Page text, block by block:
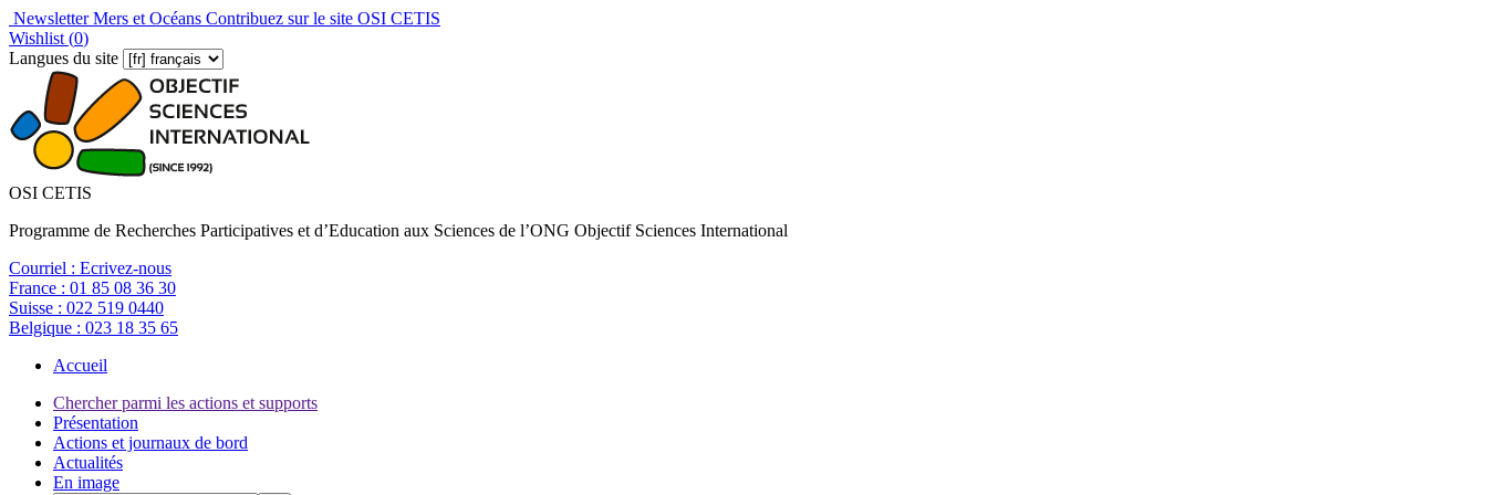
Newsletter Mers et Océans Contribuez sur le site OSI CETIS
Wishlist (0)
Langues du site
OSI CETIS
Programme de Recherches Participatives et d’Education aux Sciences de l’ONG Objectif Sciences International
Courriel : Ecrivez-nous
France : 01 85 08 36 30
Suisse : 022 519 0440
Belgique : 023 18 35 65
Accueil
Chercher parmi les actions et supports
Présentation
Actions et journaux de bord
Actualités
En image